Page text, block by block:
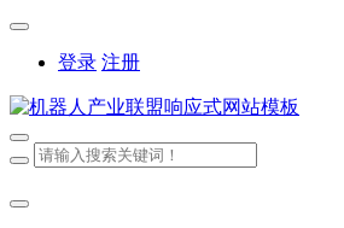
登录 注册